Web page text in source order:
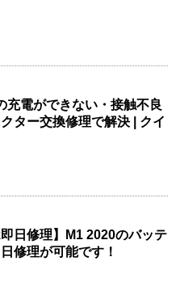
充電ができない・接触不良
ター交換修理で解決 | クイ
日修理】M1 2020のバッテ
修理が可能です！